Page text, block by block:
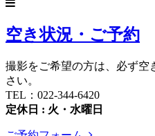
空き状況・ご予約
撮影をご希望の方は、必ず空
さい。
TEL：022-344-6420
定休日 : 火・水曜日